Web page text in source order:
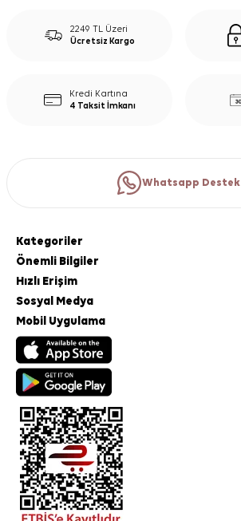
2249 TL Üzeri
Ücretsiz Kargo
Kredi Kartına
4 Taksit İmkanı
Whatsapp Destek
Kategoriler
Önemli Bilgiler
Hızlı Erişim
Sosyal Medya
Mobil Uygulama